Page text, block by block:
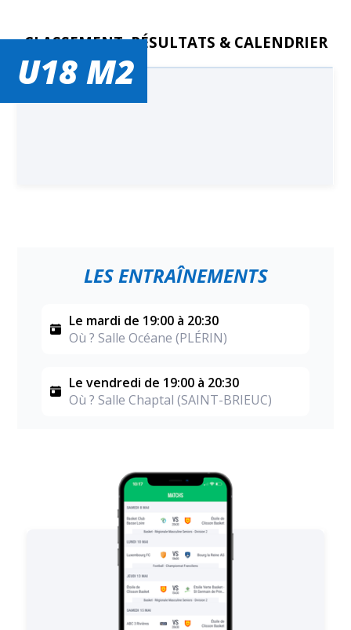
U18 M2
CLASSEMENT, RÉSULTATS & CALENDRIER
LES ENTRAÎNEMENTS
Le mardi de 19:00 à 20:30
Où ? Salle Océane (PLÉRIN)
Le vendredi de 19:00 à 20:30
Où ? Salle Chaptal (SAINT-BRIEUC)